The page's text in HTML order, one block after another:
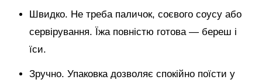
Швидко. Не треба паличок, соєвого соусу або
сервірування. Їжа повністю готова — береш і
їси.
Зручно. Упаковка дозволяє спокійно поїсти у